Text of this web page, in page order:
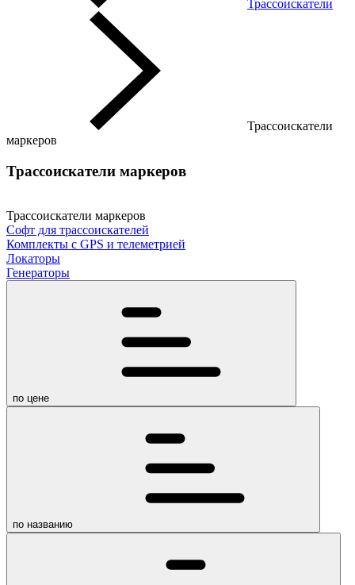
Трассоискатели
Трассоискатели
маркеров
Трассоискатели маркеров
Трассоискатели маркеров
Софт для трассоискателей
Комплекты с GPS и телеметрией
Локаторы
Генераторы
по цене
по названию